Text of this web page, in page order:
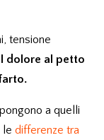
tensione
dolore al petto
a quelli
le differenze tra